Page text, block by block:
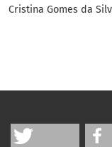
Cristina Gomes da